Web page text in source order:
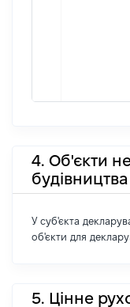
4. Об'єкти
будівництва
У суб'єкта
об'єкти для
5. Цінне